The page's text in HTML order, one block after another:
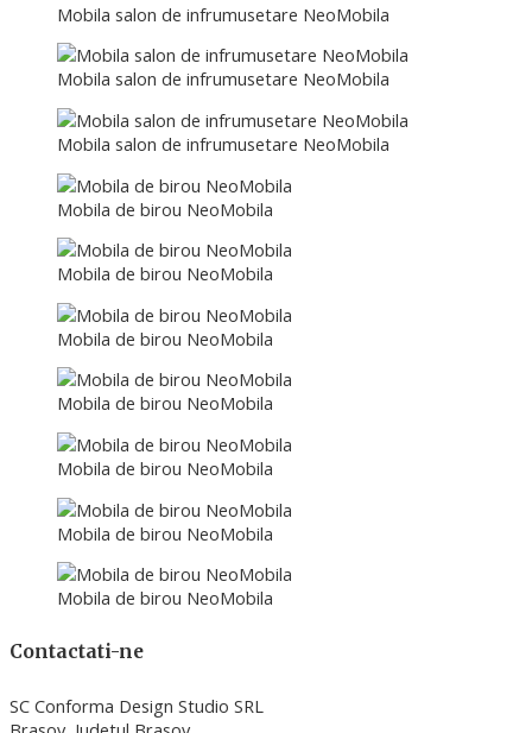
Mobila salon de infrumusetare NeoMobila
Mobila salon de infrumusetare NeoMobila
Mobila salon de infrumusetare NeoMobila
Mobila de birou NeoMobila
Mobila de birou NeoMobila
Mobila de birou NeoMobila
Mobila de birou NeoMobila
Mobila de birou NeoMobila
Mobila de birou NeoMobila
Mobila de birou NeoMobila
Contactati-ne
SC Conforma Design Studio SRL